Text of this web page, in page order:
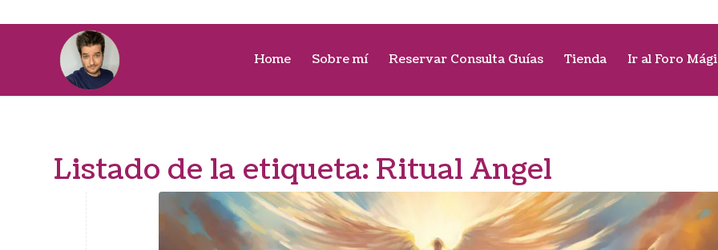
Home Sobre mí Reservar Consulta Guías Tienda Ir al Foro
Listado de la etiqueta: Ritual Angel